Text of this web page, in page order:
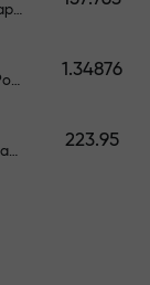
US Dollar vs Japanese Yen
Great Britain Pound vs US Dollar
1.34876
NVIDIA Corp Nasdaq Stock Exchange (Nasdaq) USD
223.95